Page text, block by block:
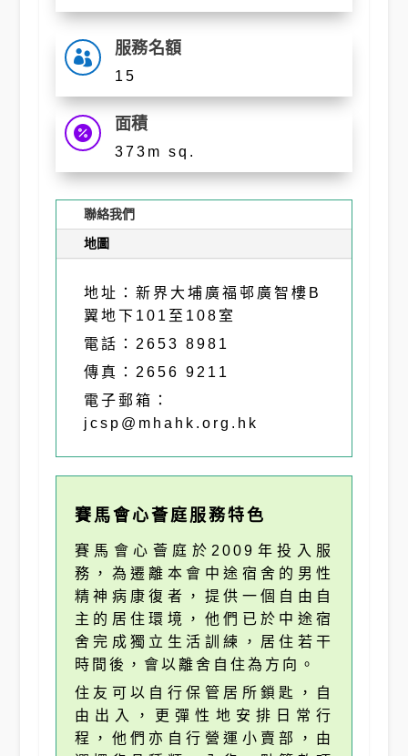
 服務名額
15
 面積
373m sq.
聯絡我們
地圖
地址：新界大埔廣福邨廣智樓B
翼地下101至108室
電話：2653 8981
傳真：2656 9211
電子郵箱：
jcsp@mhahk.org.hk
賽馬會心薈庭服務特色
賽馬會心薈庭於2009年投入服
務，為遷離本會中途宿舍的男性
精神病康復者，提供一個自由自
主的居住環境，他們已於中途宿
舍完成獨立生活訓練，居住若干
時間後，會以離舍自住為方向。
住友可以自行保管居所鎖匙，自
由出入，更彈性地安排日常行
程，他們亦自行營運小賣部，由